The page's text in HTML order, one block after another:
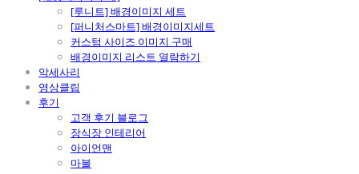
[루니트] 배경이미지 세트
[퍼니처스마트] 배경이미지세트
커스텀 사이즈 이미지 구매
배경이미지 리스트 열람하기
악세사리
영상클립
후기
고객 후기 블로그
장식장 인테리어
아이언맨
마블